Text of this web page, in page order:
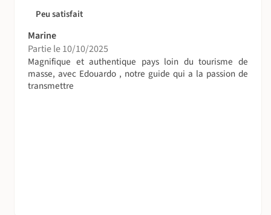
Peu satisfait
Marine
Partie le 10/10/2025
Magnifique et authentique pays loin du tourisme de
masse, avec Edouardo , notre guide qui a la passion de
transmettre